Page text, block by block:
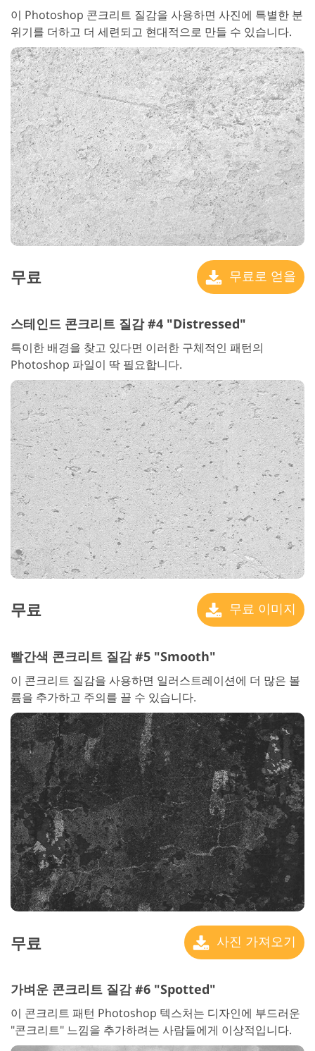
이 Photoshop 콘크리트 질감을 사용하면 사진에 특별한 분
위기를 더하고 더 세련되고 현대적으로 만들 수 있습니다.
무료 무료로 얻을
스테인드 콘크리트 질감 #4 "Distressed"
특이한 배경을 찾고 있다면 이러한 구체적인 패턴의
Photoshop 파일이 딱 필요합니다.
무료 무료 이미지
빨간색 콘크리트 질감 #5 "Smooth"
이 콘크리트 질감을 사용하면 일러스트레이션에 더 많은 볼
륨을 추가하고 주의를 끌 수 있습니다.
무료 사진 가져오기
가벼운 콘크리트 질감 #6 "Spotted"
이 콘크리트 패턴 Photoshop 텍스처는 디자인에 부드러운
"콘크리트" 느낌을 추가하려는 사람들에게 이상적입니다.